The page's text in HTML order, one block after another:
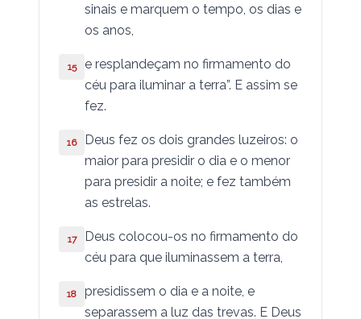
I Coríntios
Gálatas
Filipenses
Colossenses
II Tessalonicenses
I Timóteo
sinais e marquem o tempo, os dias e
os anos,
15
e resplande­çam no firmamento do
céu para iluminar a terra”. E assim se
fez.
16
Deus fez os dois grandes luzeiros: o
maior para presidir o dia e o menor
para presidir a noite; e fez também
as estrelas.
17
Deus colocou-os no firmamento do
céu para que iluminassem a terra,
18
presidissem o dia e a noite, e
separassem a luz das trevas. E Deus